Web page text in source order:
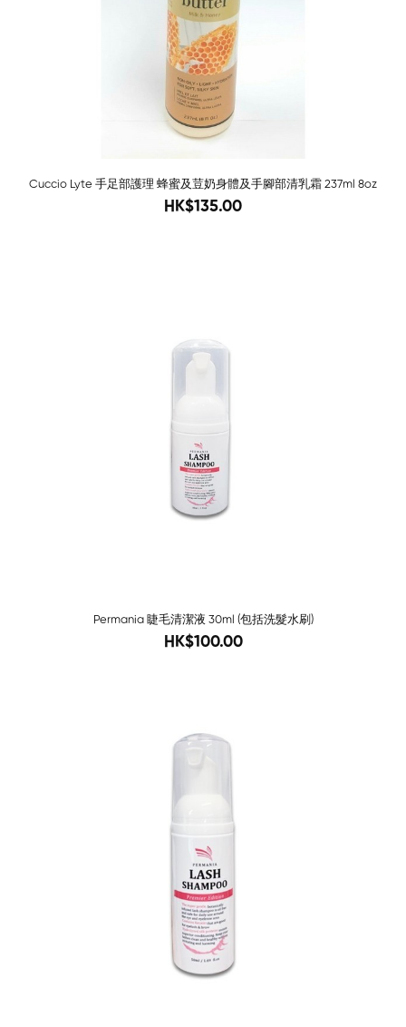
Cuccio Lyte 手足部護理 蜂蜜及荳奶身體及手腳部清乳霜 237ml 8oz
188
HK$135.00
Permania 睫毛清潔液 30ml (包括洗髮水刷)
125
HK$100.00